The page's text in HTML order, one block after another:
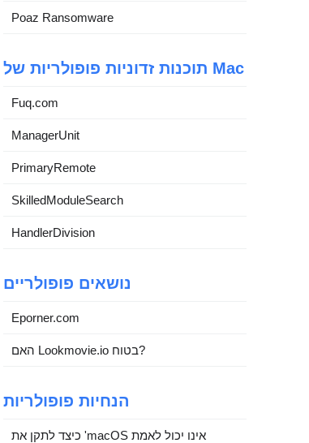
Poaz Ransomware
תוכנות זדוניות פופולריות של Mac
Fuq.com
ManagerUnit
PrimaryRemote
SkilledModuleSearch
HandlerDivision
נושאים פופולריים
Eporner.com
האם Lookmovie.io בטוח?
הנחיות פופולריות
כיצד לתקן את 'macOS אינו יכול לאמת